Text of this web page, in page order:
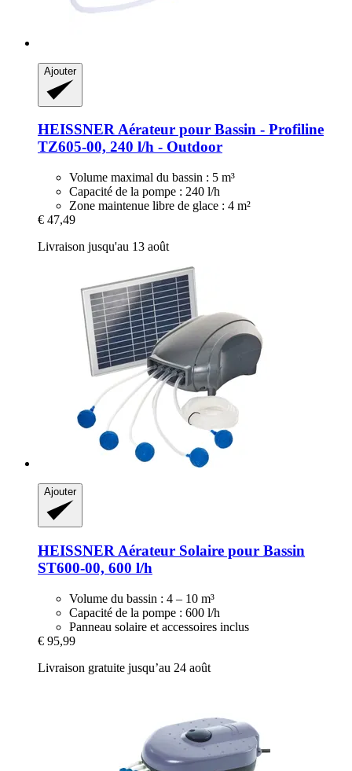
Ajouter
HEISSNERAérateur pour Bassin -​ Profiline
TZ605-​00, 240 l/h -​ Outdoor
Volume maximal du bassin : 5 m³
Capacité de la pompe : 240 l/h
Zone maintenue libre de glace : 4 m²
€ 47,49
Livraison jusqu'au 13 août
Ajouter
HEISSNER Aérateur Solaire pour Bassin
ST600-​00, 600 l/h
Volume du bassin : 4 – 10 m³
Capacité de la pompe : 600 l/h
Panneau solaire et accessoires inclus
€ 95,99
Livraison gratuite jusqu’au 24 août